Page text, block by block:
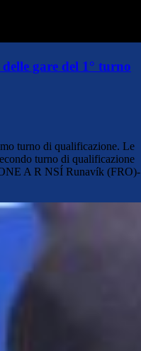
gare del 1° turno
turno di qualificazione. Le
turno di qualificazione
A R NSÍ Runavík (FRO)-